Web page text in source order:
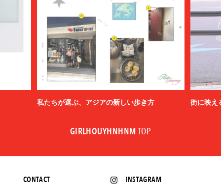
私たちが選ぶ、アジアの新しい歩き方 街に映え
GIRLHOUYHNHNM TOP
INSTAGRAM
CONTACT